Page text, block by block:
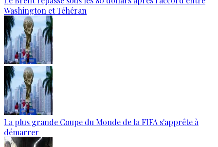
Washington et Téhéran
La plus grande Coupe du Monde de la FIFA s'apprête à
démarrer